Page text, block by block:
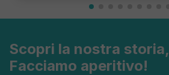
Scopri la nostra storia,
Facciamo aperitivo!